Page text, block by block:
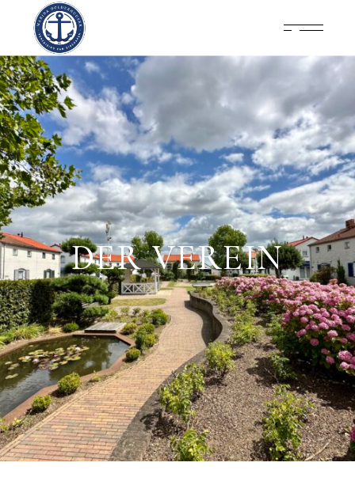
DER VEREIN